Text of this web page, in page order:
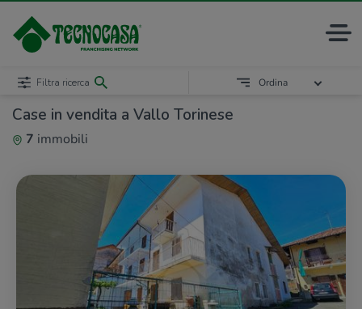
Case in vendita a Vallo Torinese
7 immobili
Filtra ricerca Ordina